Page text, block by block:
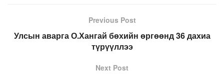
Previous Post
Улсын аварга О.Хангай бөхийн өргөөнд 36 дахиа
түрүүллээ
Next Post